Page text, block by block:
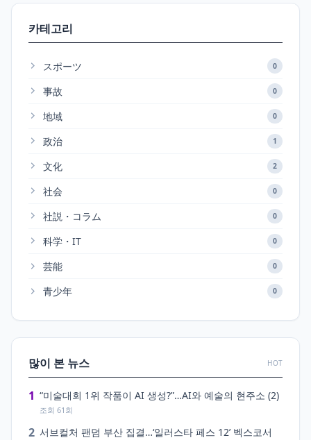
카테고리
スポーツ 0
事故 0
地域 0
政治 1
文化 2
社会 0
社説・コラム 0
科学・IT 0
芸能 0
青少年 0
많이 본 뉴스 HOT
1 “미술대회 1위 작품이 AI 생성?”…AI와 예술의 현주소 (2)
조회 61회
2 서브컬처 팬덤 부산 집결…‘일러스타 페스 12’ 벡스코서